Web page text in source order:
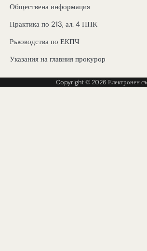
Обществена информация
Практика по 213, ал. 4 НПК
Ръководства по ЕКПЧ
Указания на главния прокурор
Copyright © 2026Електронен